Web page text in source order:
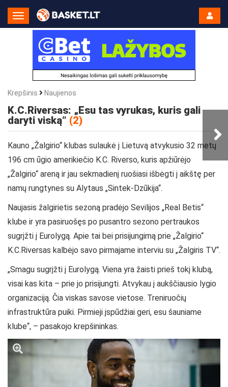
Toggle
Navigation
Krepšinis Naujienos
K.C.Riversas: „Esu tas vyrukas, kuris gali
daryti viską“ (2)
Kauno „Žalgirio“ klubas sulaukė į Lietuvą atvykusio 32 metų
196 cm ūgio amerikiečio K.C. Riverso, kuris apžiūrėjo
„Žalgirio“ areną ir jau sekmadienį ruošiasi išbėgti į aikštę per
namų rungtynes su Alytaus „Sintek-Dzūkija“.
Naujasis žalgirietis sezoną pradėjo Sevilijos „Real Betis“
klube ir yra pasiruošęs po pusantro sezono pertraukos
sugrįžti į Eurolygą. Apie tai bei prisijungimą prie „Žalgirio“
K.C.Riversas kalbėjo savo pirmajame interviu su „Žalgiris TV“.
„Smagu sugrįžti į Eurolygą. Viena yra žaisti prieš tokį klubą,
visai kas kita – prie jo prisijungti. Atvykau į aukščiausio lygio
organizaciją. Čia viskas savose vietose. Treniruočių
infrastruktūra puiki. Pirmieji įspūdžiai geri, esu šauniame
klube“, – pasakojo krepšininkas.